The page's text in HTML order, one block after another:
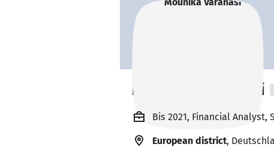
Mounika Varanasi
Bis 2021, Financial Analyst,
European district,